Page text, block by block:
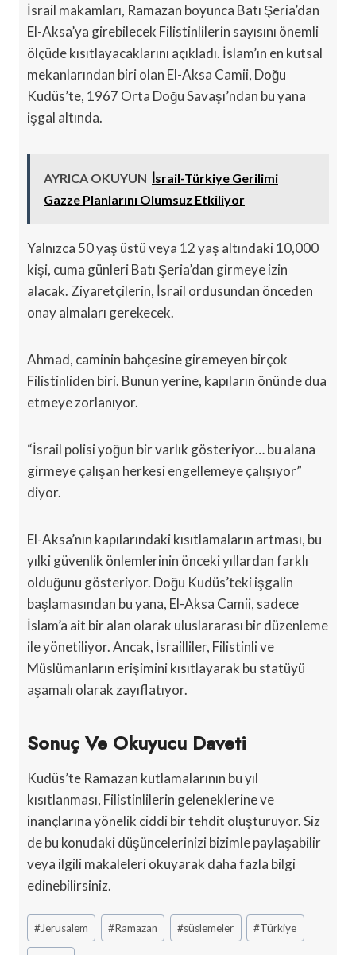
İsrail makamları, Ramazan boyunca Batı Şeria’dan
El-Aksa’ya girebilecek Filistinlilerin sayısını önemli
ölçüde kısıtlayacaklarını açıkladı. İslam’ın en kutsal
mekanlarından biri olan El-Aksa Camii, Doğu
Kudüs’te, 1967 Orta Doğu Savaşı’ndan bu yana
işgal altında.
AYRICA OKUYUN İsrail-Türkiye Gerilimi
Gazze Planlarını Olumsuz Etkiliyor
Yalnızca 50 yaş üstü veya 12 yaş altındaki 10,000
kişi, cuma günleri Batı Şeria’dan girmeye izin
alacak. Ziyaretçilerin, İsrail ordusundan önceden
onay almaları gerekecek.
Ahmad, caminin bahçesine giremeyen birçok
Filistinliden biri. Bunun yerine, kapıların önünde dua
etmeye zorlanıyor.
“İsrail polisi yoğun bir varlık gösteriyor… bu alana
girmeye çalışan herkesi engellemeye çalışıyor”
diyor.
El-Aksa’nın kapılarındaki kısıtlamaların artması, bu
yılki güvenlik önlemlerinin önceki yıllardan farklı
olduğunu gösteriyor. Doğu Kudüs’teki işgalin
başlamasından bu yana, El-Aksa Camii, sadece
İslam’a ait bir alan olarak uluslararası bir düzenleme
ile yönetiliyor. Ancak, İsrailliler, Filistinli ve
Müslümanların erişimini kısıtlayarak bu statüyü
aşamalı olarak zayıflatıyor.
Sonuç Ve Okuyucu Daveti
Kudüs’te Ramazan kutlamalarının bu yıl
kısıtlanması, Filistinlilerin geleneklerine ve
inançlarına yönelik ciddi bir tehdit oluşturuyor. Siz
de bu konudaki düşüncelerinizi bizimle paylaşabilir
veya ilgili makaleleri okuyarak daha fazla bilgi
edinebilirsiniz.
Post
Tags:
#Jerusalem #Ramazan #süslemeler #Türkiye